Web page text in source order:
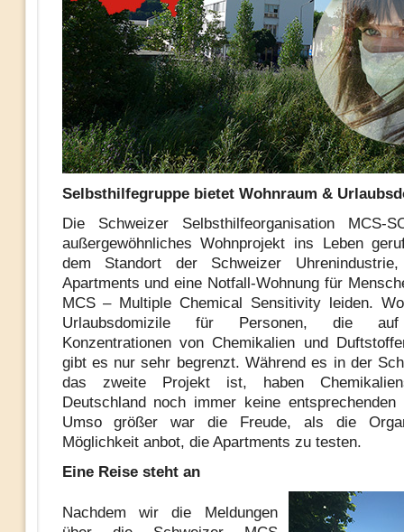
Selbsthilfegruppe bietet Wohnraum &
Die Schweizer Selbsthilfeorganisation MCS-
außergewöhnliches Wohnprojekt ins Leben
dem Standort der Schweizer Uhrenindustrie,
Apartments und eine Notfall-Wohnung für
MCS – Multiple Chemical Sensitivity leiden.
Urlaubsdomizile für Personen, die auf
Konzentrationen von Chemikalien und
gibt es nur sehr begrenzt. Während es in der
das zweite Projekt ist, haben
Deutschland noch immer keine entsprechenden
Umso größer war die Freude, als die
Möglichkeit anbot, die Apartments zu testen.
Eine Reise steht an
Nachdem wir die Meldungen